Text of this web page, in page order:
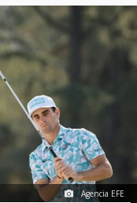
Agencia EFE